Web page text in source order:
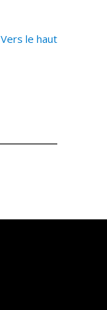
Vers le haut